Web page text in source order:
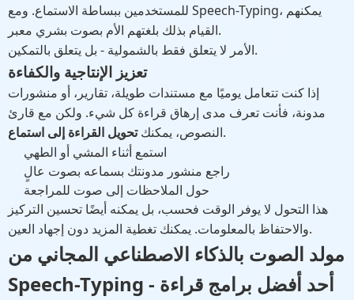
للمستخدمين ببساطة الاستماع. ومع Speech-Typing، يمكنهم
القيام بذلك بلغتهم الأم بصوت بشري معبر.
الأمر لا يتعلق فقط بالشمولية - بل يتعلق بالتمكين.
تعزيز الإنتاجية والكفاءة
إذا كنت تتعامل يوميًا مع مستندات طويلة، تقارير، أو منشورات
مدونة، فأنت تعرف مدى إرهاق قراءة كل شيء. ولكن مع قارئ
النصوص، يمكنكتحويل القراءة إلى استماع
.
استمع أثناء المشي أو الطهي
راجع منشور مدونتك بسماعه بصوت عالٍ
حول الملاحظات إلى صوت للمراجعة
هذا التحول لا يوفر الوقت فحسب، بل يمكنه أيضًا تحسين التركيز
والاحتفاظ بالمعلومات. يمكنك تغطية المزيد دون إجهاد العين.
مولد الصوت بالذكاء الاصطناعي المجاني من
Speech-Typing - أحد أفضل برامج قراءة